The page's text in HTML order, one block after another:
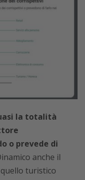
la totalità
o prevede di
anche il
turistico